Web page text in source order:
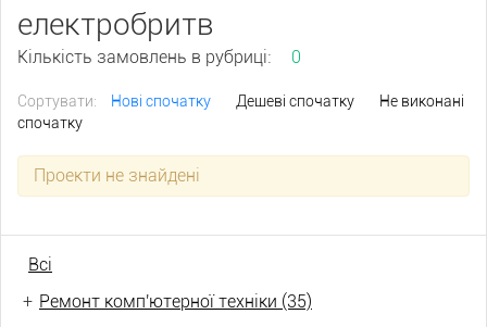
електробритв
Кількість замовлень в рубриці: 0
Сортувати: Нові спочатку Дешеві спочатку
Не виконані
спочатку
Проекти не знайдені
Всі
+ Ремонт комп'ютерної техніки (35)